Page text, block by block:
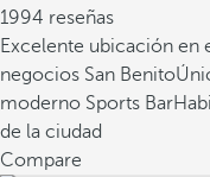
1994 reseñas
Excelente ubicación en
negocios San Benito
moderno Sports Bar
de la ciudad
Compare